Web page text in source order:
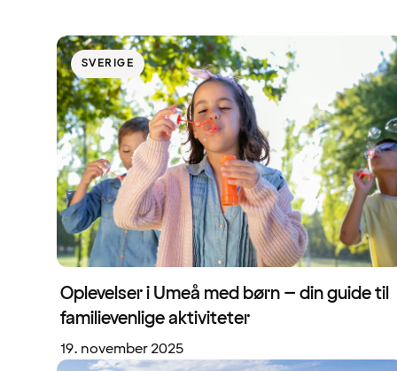
SVERIGE
Oplevelser i Umeå med børn – din guide til
familievenlige aktiviteter
19. november 2025